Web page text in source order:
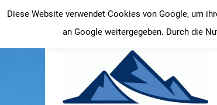
Inhalt
springen
Diese Website verwendet Cookies von Google, um
an Google weitergegeben. Durch die